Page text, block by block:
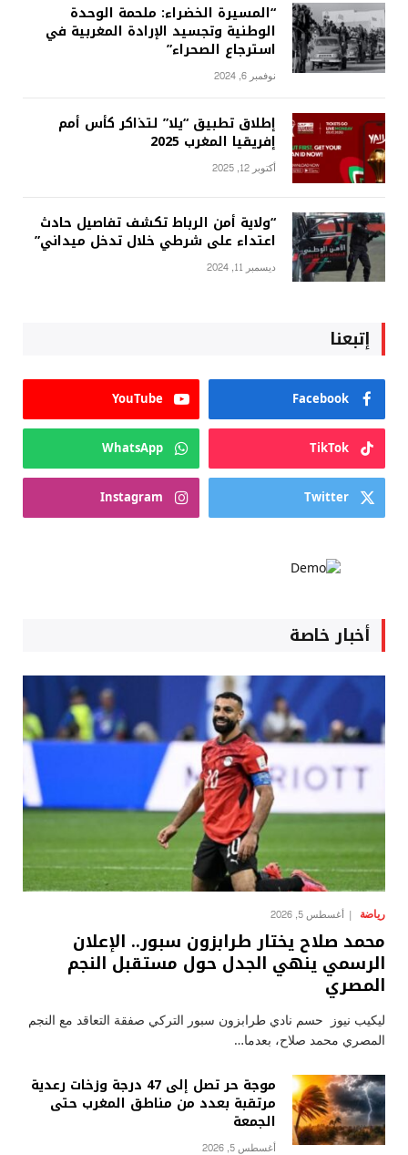
“المسيرة الخضراء: ملحمة الوحدة
الوطنية وتجسيد الإرادة المغربية في
استرجاع الصحراء”
نوفمبر 6, 2024
إطلاق تطبيق “يلا” لتذاكر كأس أمم
إفريقيا المغرب 2025
أكتوبر 12, 2025
“ولاية أمن الرباط تكشف تفاصيل حادث
اعتداء على شرطي خلال تدخل ميداني”
ديسمبر 11, 2024
إتبعنا
Facebook
YouTube
TikTok
WhatsApp
Twitter
Instagram
أخبار خاصة
رياضة أغسطس 5, 2026
محمد صلاح يختار طرابزون سبور.. الإعلان
الرسمي ينهي الجدل حول مستقبل النجم
المصري
ليكيب نيوز حسم نادي طرابزون سبور التركي صفقة التعاقد مع النجم
المصري محمد صلاح، بعدما…
موجة حر تصل إلى 47 درجة وزخات رعدية
مرتقبة بعدد من مناطق المغرب حتى
الجمعة
أغسطس 5, 2026